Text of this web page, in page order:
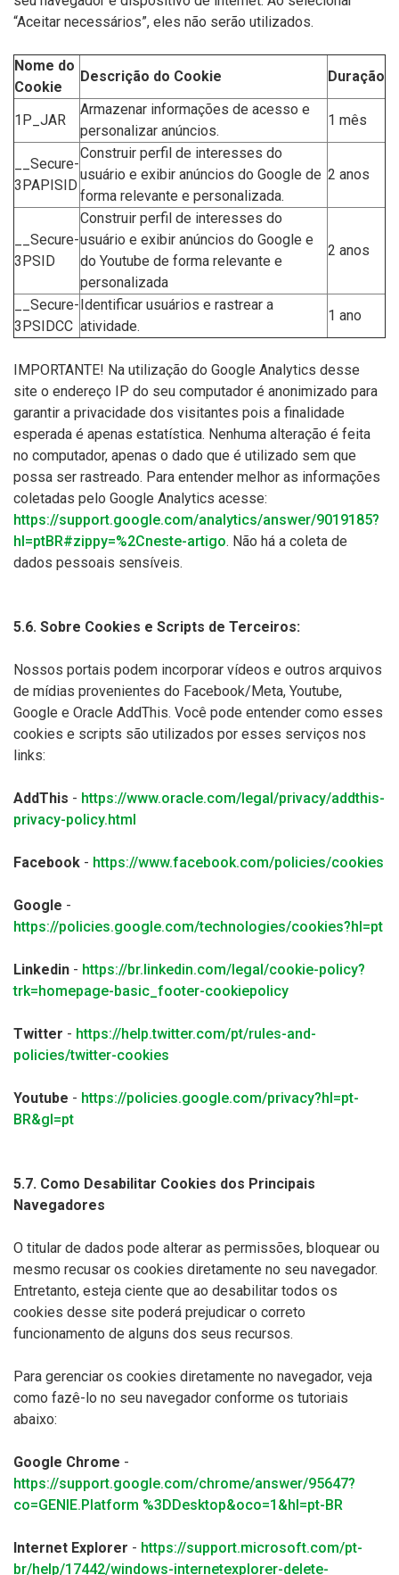
“Aceitar necessários”, eles não serão utilizados.
Nome do
Cookie
Descrição do Cookie Duração
1P_JAR
Armazenar informações de acesso e
personalizar anúncios.
1 mês
__Secure-
3PAPISID
Construir perfil de interesses do
usuário e exibir anúncios do Google de
forma relevante e personalizada.
2 anos
__Secure-
3PSID
Construir perfil de interesses do
usuário e exibir anúncios do Google e
do Youtube de forma relevante e
personalizada
2 anos
__Secure-
3PSIDCC
Identificar usuários e rastrear a
atividade.
1 ano
IMPORTANTE! Na utilização do Google Analytics desse
site o endereço IP do seu computador é anonimizado para
garantir a privacidade dos visitantes pois a finalidade
esperada é apenas estatística. Nenhuma alteração é feita
no computador, apenas o dado que é utilizado sem que
possa ser rastreado. Para entender melhor as informações
coletadas pelo Google Analytics acesse:
https://support.google.com/analytics/answer/9019185?
hl=ptBR#zippy=%2Cneste-artigo. Não há a coleta de
dados pessoais sensíveis.
5.6. Sobre Cookies e Scripts de Terceiros:
Nossos portais podem incorporar vídeos e outros arquivos
de mídias provenientes do Facebook/Meta, Youtube,
Google e Oracle AddThis. Você pode entender como esses
cookies e scripts são utilizados por esses serviços nos
links:
AddThis - https://www.oracle.com/legal/privacy/addthis-
privacy-policy.html
Facebook - https://www.facebook.com/policies/cookies
Google -
https://policies.google.com/technologies/cookies?hl=pt
Linkedin - https://br.linkedin.com/legal/cookie-policy?
trk=homepage-basic_footer-cookiepolicy
Twitter - https://help.twitter.com/pt/rules-and-
policies/twitter-cookies
Youtube - https://policies.google.com/privacy?hl=pt-
BR&gl=pt
5.7. Como Desabilitar Cookies dos Principais
Navegadores
O titular de dados pode alterar as permissões, bloquear ou
mesmo recusar os cookies diretamente no seu navegador.
Entretanto, esteja ciente que ao desabilitar todos os
cookies desse site poderá prejudicar o correto
funcionamento de alguns dos seus recursos.
Para gerenciar os cookies diretamente no navegador, veja
como fazê-lo no seu navegador conforme os tutoriais
abaixo:
Google Chrome -
https://support.google.com/chrome/answer/95647?
co=GENIE.Platform %3DDesktop&oco=1&hl=pt-BR
Internet Explorer - https://support.microsoft.com/pt-
br/help/17442/windows-internetexplorer-delete-